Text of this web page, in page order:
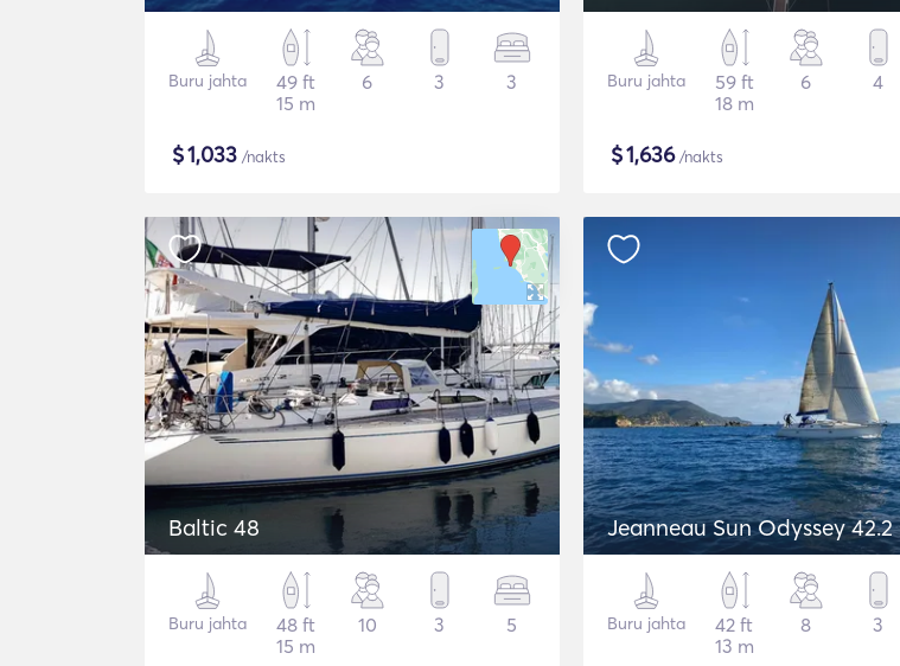
Buru jahta
49 ft
15 m
6 3 3
$1,033 /nakts
Buru jahta
59 ft
18 m
6 4
$1,636/nakts
Baltic 48
Buru jahta
48 ft
15 m
10 3 5
Jeanneau Sun Odyssey 42.2
Buru jahta
42 ft
13 m
8 3